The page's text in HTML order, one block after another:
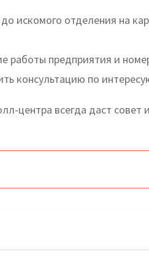
искомого отделения на
работы предприятия и
консультацию по
центра всегда даст